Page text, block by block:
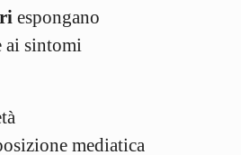
espongano
ai sintomi
mediatica